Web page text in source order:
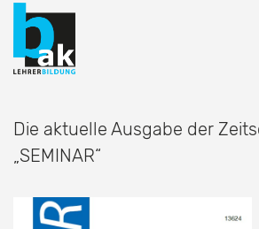
Die aktuelle Ausgabe der
„SEMINAR“